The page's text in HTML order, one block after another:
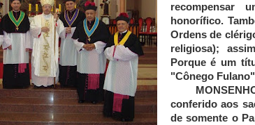
recompensar
honorífico.
Ordens de
religiosa);
Porque é um
"Cônego
conferido aos
de somente o